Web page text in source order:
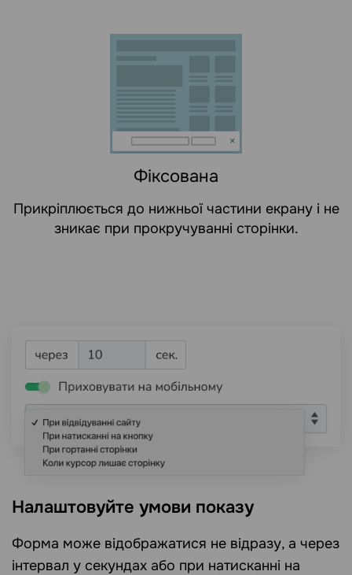
Фіксована
Прикріплюється до нижньої частини екрану і не
зникає при прокручуванні сторінки.
Налаштовуйте умови показу
Форма може відображатися не відразу, а через
інтервал у секундах або при натисканні на